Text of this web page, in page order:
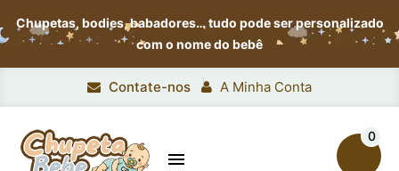
Chupetas, bodies, babadores…tudo pode ser personalizado
com o nome do bebê
Contate-nos A Minha Conta

0